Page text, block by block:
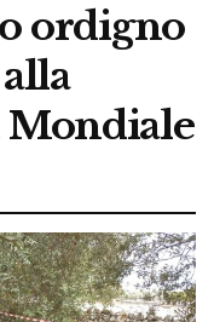
ordigno
Mondiale